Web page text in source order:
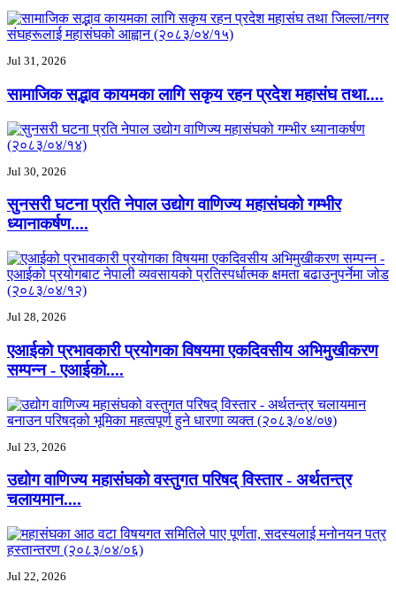
Jul 31, 2026
सामाजिक सद्भाव कायमका लागि सकृय रहन प्रदेश महासंघ तथा....
Jul 30, 2026
सुनसरी घटना प्रति नेपाल उद्योग वाणिज्य महासंघको गम्भीर
ध्यानाकर्षण....
Jul 28, 2026
एआईको प्रभावकारी प्रयोगका विषयमा एकदिवसीय अभिमुखीकरण
सम्पन्न - एआईको....
Jul 23, 2026
उद्योग वाणिज्य महासंघको वस्तुगत परिषद् विस्तार - अर्थतन्त्र
चलायमान....
Jul 22, 2026